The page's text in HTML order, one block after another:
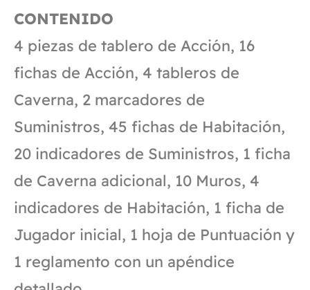
CONTENIDO
4 piezas de tablero de Acción, 16
fichas de Acción, 4 tableros de
Caverna, 2 marcadores de
Suministros, 45 fichas de Habitación,
20 indicadores de Suministros, 1 ficha
de Caverna adicional, 10 Muros, 4
indicadores de Habitación, 1 ficha de
Jugador inicial, 1 hoja de Puntuación y
1 reglamento con un apéndice